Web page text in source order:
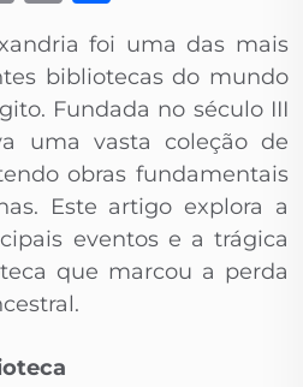
Linkfoi uma das mais
bibliotecas do mundo
Fundada no século III
uma vasta coleção de
obras fundamentais
Este artigo explora a
eventos e a trágica
que marcou a perda